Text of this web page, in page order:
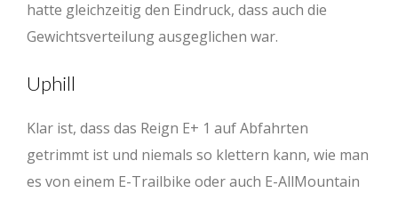
Stack (mm)
636 632 635 632
Radstand
(mm)
1209 1210 1236
hatte gleichzeitig den Eindruck, dass auch die
Gewichtsverteilung ausgeglichen war.
Uphill
Klar ist, dass das Reign E+ 1 auf Abfahrten
getrimmt ist und niemals so klettern kann, wie man
es von einem E-Trailbike oder auch E-AllMountain